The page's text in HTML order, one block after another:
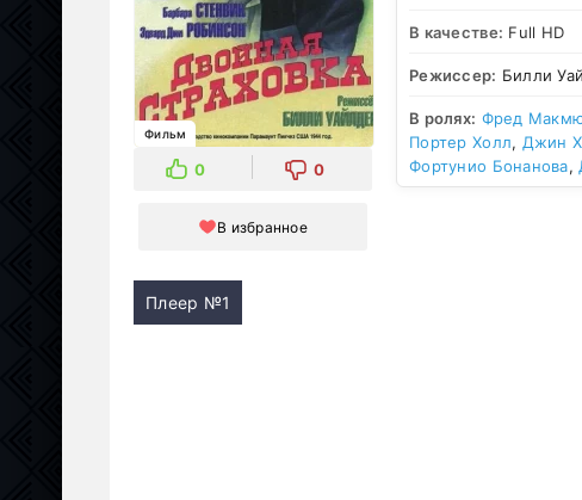
Фильм
0 0
В избранное
В качестве: Full HD
Режиссер: Билли
В ролях: Фред
Портер Холл, Джин
Фортунио Бонанова,
Плеер №1